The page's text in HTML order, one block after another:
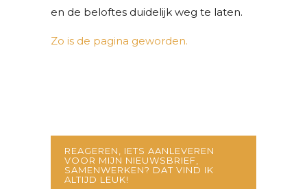
en de beloftes duidelijk weg te laten.
Zo is de pagina geworden.
REAGEREN, IETS AANLEVEREN
VOOR MIJN NIEUWSBRIEF,
SAMENWERKEN? DAT VIND IK
ALTIJD LEUK!